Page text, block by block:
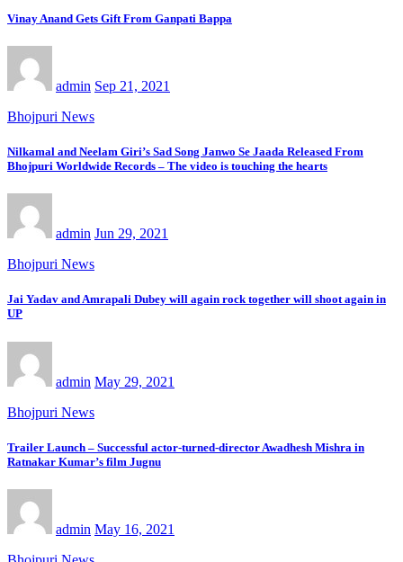
Vinay Anand Gets Gift From Ganpati Bappa
admin Sep 21, 2021
Bhojpuri News
Nilkamal and Neelam Giri’s Sad Song Janwo Se Jaada Released From
Bhojpuri Worldwide Records – The video is touching the hearts
admin Jun 29, 2021
Bhojpuri News
Jai Yadav and Amrapali Dubey will again rock together will shoot again in
UP
admin May 29, 2021
Bhojpuri News
Trailer Launch – Successful actor-turned-director Awadhesh Mishra in
Ratnakar Kumar’s film Jugnu
admin May 16, 2021